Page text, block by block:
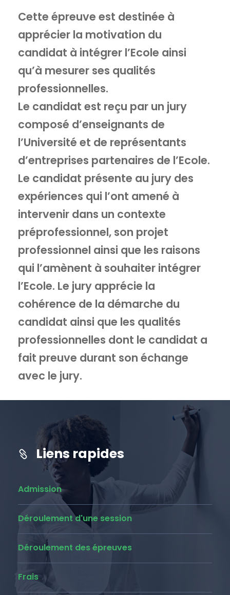
Cette épreuve est destinée à
apprécier la motivation du
candidat à intégrer l’Ecole ainsi
qu’à mesurer ses qualités
professionnelles.
Le candidat est reçu par un jury
composé d’enseignants de
l’Université et de représentants
d’entreprises partenaires de l’Ecole.
Le candidat présente au jury des
expériences qui l’ont amené à
intervenir dans un contexte
préprofessionnel, son projet
professionnel ainsi que les raisons
qui l’amènent à souhaiter intégrer
l’Ecole. Le jury apprécie la
cohérence de la démarche du
candidat ainsi que les qualités
professionnelles dont le candidat a
fait preuve durant son échange
avec le jury.
Liens rapides
Admission
Déroulement d'une session
Déroulement des épreuves
Frais